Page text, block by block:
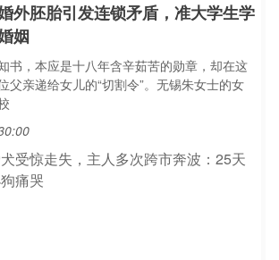
外胚胎引发连锁矛盾，准大学生学
姻
书，本应是十八年含辛茹苦的勋章，却在这
父亲递给女儿的“切割令”。无锡朱女士的女